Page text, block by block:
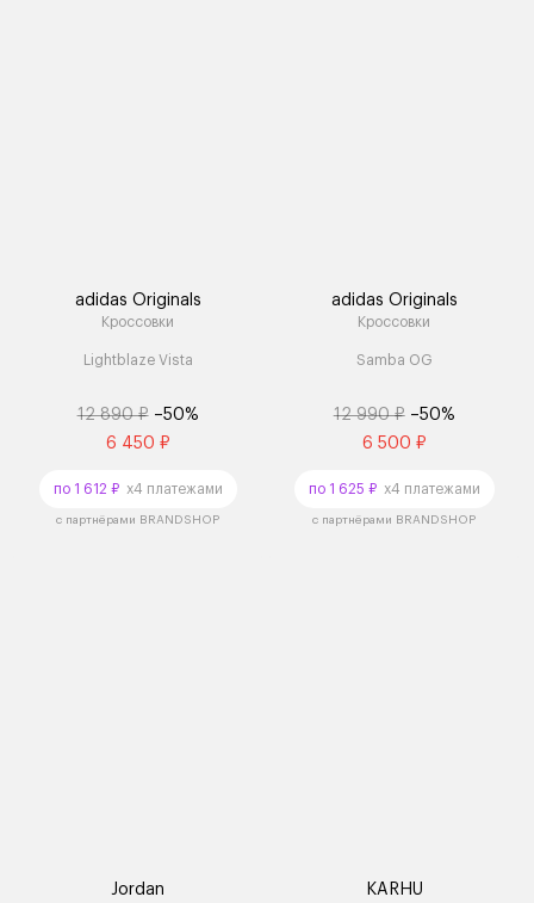
adidas Originals
Кроссовки
Lightblaze Vista
12 890 ₽ –50%
6 450 ₽
по 1 612 ₽x4 платежами
с партнёрами BRANDSHOP
adidas Originals
Кроссовки
Samba OG
12 990 ₽ –50%
6 500 ₽
по 1 625 ₽x4 платежами
с партнёрами BRANDSHOP
Jordan KARHU